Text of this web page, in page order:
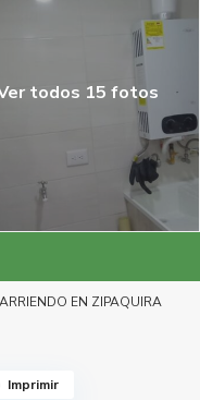
todos 15 fotos
EN ZIPAQUIRA
Imprimir